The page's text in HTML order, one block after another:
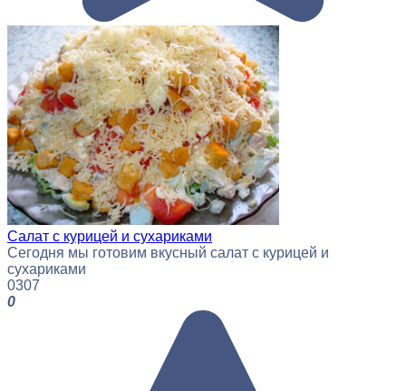
Салат с курицей и сухариками
Сегодня мы готовим вкусный салат с курицей и
сухариками
0307
0